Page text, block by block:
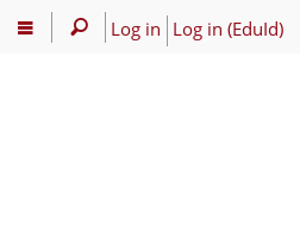
Log in Log in (EduId)